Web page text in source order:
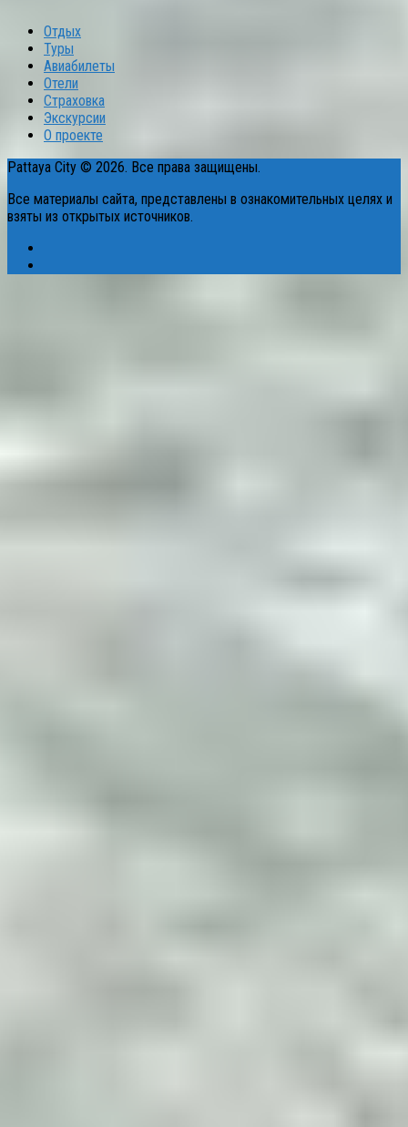
Отдых
Туры
Авиабилеты
Отели
Страховка
Экскурсии
О проекте
Pattaya City © 2026. Все права защищены.
Все материалы сайта, представлены в ознакомительных целях и
взяты из открытых источников.